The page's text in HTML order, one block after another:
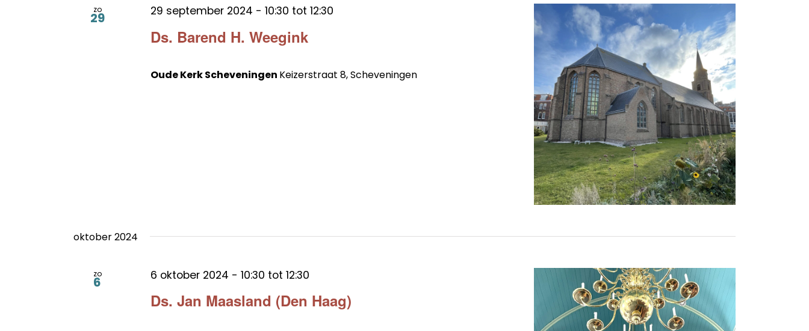
zo
29
Ds. Barend H. Weegink
29 september 2024 - 10:30 tot 12:30
Oude Kerk Scheveningen Keizerstraat 8, Scheveningen
oktober 2024
zo
6
Ds. Jan Maasland (Den Haag)
6 oktober 2024 - 10:30 tot 12:30